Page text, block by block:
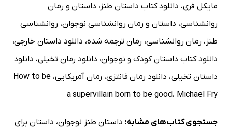
مایکل فری، دانلود کتاب داستان طنز ، داستان و رمان
روانشناسی، داستان و رمان روانشناسی نوجوان، روانشناسی
طنز ، رمان روانشناسی، رمان ترجمه شده، دانلود داستان خارجی،
دانلود کتاب داستان کودک و نوجوان، دانلود رمان تخیلی، دانلود
داستان تخیلی، دانلود رمان فانتزی، رمان آمریکایی، How to be
a supervillain born to be good، Michael Fry
جستجوی کتاب‌های مشابه: داستان طنز نوجوان، داستان برای